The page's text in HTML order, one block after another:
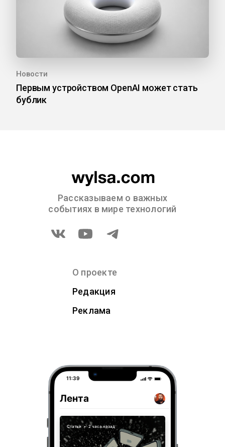
Новости
Первым устройством OpenAI может стать
бублик
Рассказываем о важных
событиях в мире технологий
О проекте
Редакция
Реклама
11:39
Лента
Статьи • 2 часа назад